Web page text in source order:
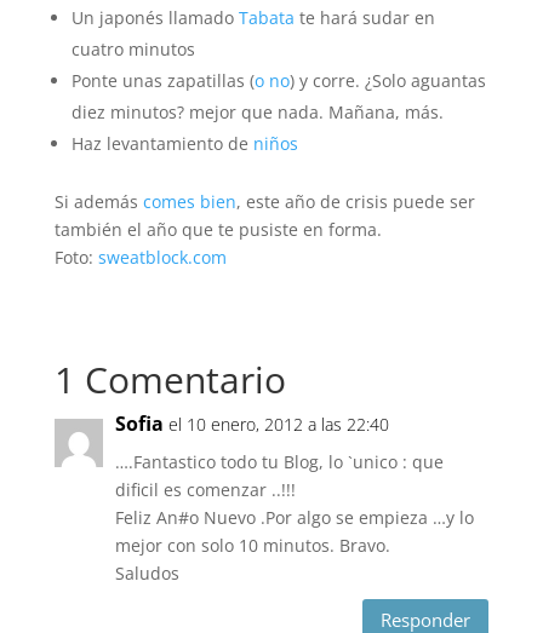
Un japonés llamado Tabata te hará sudar en
cuatro minutos
Ponte unas zapatillas (o no) y corre. ¿Solo aguantas
diez minutos? mejor que nada. Mañana, más.
Haz levantamiento de niños
Si además comes bien, este año de crisis puede ser
también el año que te pusiste en forma.
Foto: sweatblock.com
1 Comentario
Sofia el 10 enero, 2012 a las 22:40
….Fantastico todo tu Blog, lo `unico : que
dificil es comenzar ..!!!
Feliz An#o Nuevo .Por algo se empieza …y lo
mejor con solo 10 minutos. Bravo.
Saludos
Responder